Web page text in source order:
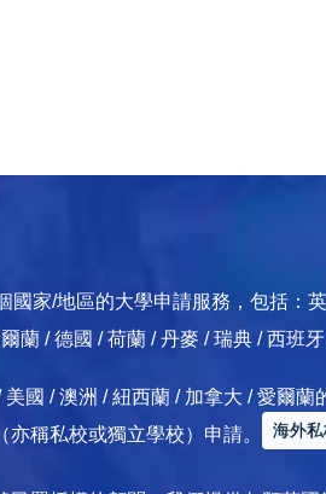
國家/地區的大學申請服務，包括：
蘭 / 德國 / 荷蘭 / 丹麥 / 瑞典 / 西班牙
國 / 澳洲 / 紐西蘭 / 加拿大 / 愛爾蘭
亦稱私校或獨立學校）申請。
海外